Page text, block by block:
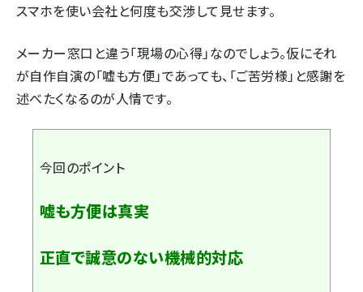
スマホを使い会社と何度も交渉して見せます。
メーカー窓口と違う「現場の心得」なのでしょう。仮にそれ
が自作自演の「嘘も方便」であっても、「ご苦労様」と感謝を
述べたくなるのが人情です。
今回のポイント
嘘も方便は真実
正直で誠意のない機械的対応